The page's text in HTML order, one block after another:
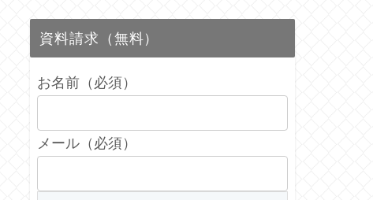
資料請求（無料）
お名前（必須）
メール（必須）